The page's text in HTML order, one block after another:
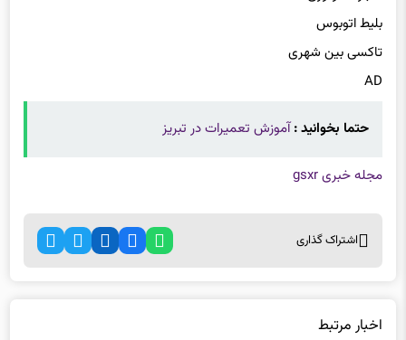
بلیط اتوبوس
تاکسی بین شهری
AD
حتما بخوانید :آموزش تعمیرات در تبریز
مجله خبری gsxr
اشتراک گذاری
اخبار مرتبط